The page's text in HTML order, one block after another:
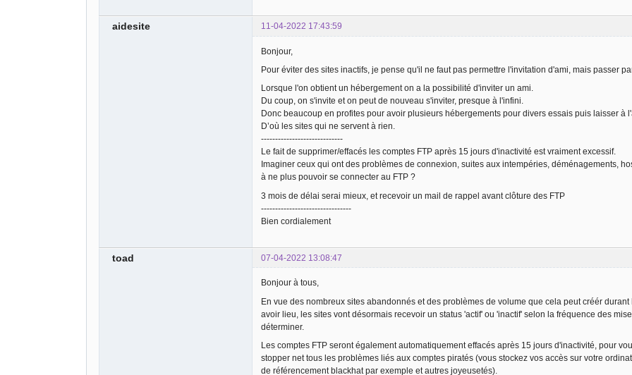
aidesite 11-04-2022 17:43:59
Bonjour,
Pour éviter des sites inactifs, je pense qu'il ne faut pas permettre l'invitation d'ami, mais passer
Lorsque l'on obtient un hébergement on a la possibilité d'inviter un ami.
Du coup, on s'invite et on peut de nouveau s'inviter, presque à l'infini.
Donc beaucoup en profites pour avoir plusieurs hébergements pour divers essais puis laisser à
D’où les sites qui ne servent à rien.
-----------------------------
Le fait de supprimer/effacés les comptes FTP après 15 jours d'inactivité est vraiment excessif.
Imaginer ceux qui ont des problèmes de connexion, suites aux intempéries, déménagements,
à ne plus pouvoir se connecter au FTP ?
3 mois de délai serai mieux, et recevoir un mail de rappel avant clôture des FTP
--------------------------------
Bien cordialement
toad 07-04-2022 13:08:47
Bonjour à tous,
En vue des nombreux sites abandonnés et des problèmes de volume que cela peut créér
avoir lieu, les sites vont désormais recevoir un status 'actif' ou 'inactif' selon la fréquence des
déterminer.
Les comptes FTP seront également automatiquement effacés après 15 jours d'inactivité, pour
stopper net tous les problèmes liés aux comptes piratés (vous stockez vos accès sur votre
de référencement blackhat par exemple et autres joyeusetés).